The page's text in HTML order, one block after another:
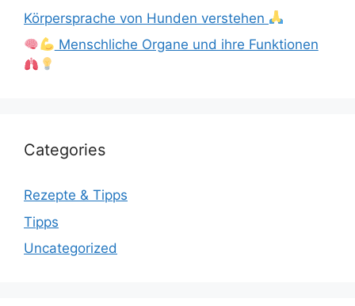
Körpersprache von Hunden verstehen
Menschliche Organe und ihre Funktionen
Categories
Rezepte & Tipps
Tipps
Uncategorized